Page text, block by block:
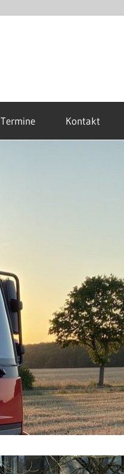
Termine Kontakt